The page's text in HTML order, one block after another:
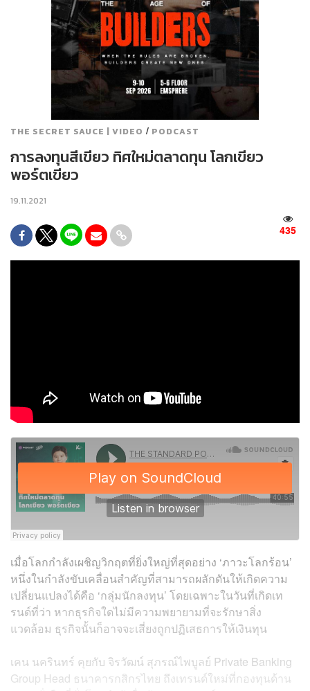
THE SECRET SAUCE | VIDEO / PODCAST
การลงทุนสีเขียว ทิศใหม่ตลาดทุน โลกเขียว
พอร์ตเขียว
19.11.2021
435
เมื่อโลกกำลังเผชิญวิกฤตที่ยิ่งใหญ่ที่สุดอย่าง ‘ภาวะโลกร้อน’
หนึ่งในกำลังขับเคลื่อนสำคัญที่สามารถผลักดันให้เกิดความ
เปลี่ยนแปลงได้คือ ‘กลุ่มนักลงทุน’ โดยเฉพาะในวันที่เกิดเท
รนด์ที่ว่า หากธุรกิจใดไม่มีความพยายามที่จะรักษาสิ่ง
แวดล้อม ธุรกิจนั้นก็อาจจะเสี่ยงถูกปฏิเสธการให้เงินทุน
เคน นครินทร์ คุยกับ จิรวัฒน์ สุภรณ์ไพบูลย์ Private Banking
Group Head ธนาคารกสิกรไทย ถึงเทรนด์ใหม่ที่กองทุนด้าน